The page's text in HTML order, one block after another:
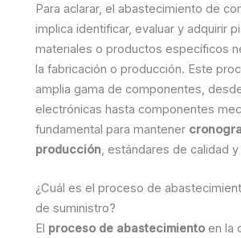
Para aclarar, el abastecimiento de
implica identificar, evaluar y adquirir
materiales o productos específicos
la fabricación o producción. Este
amplia gama de componentes,
electrónicas hasta componentes
fundamental para mantener
producción, estándares de calidad
¿Cuál es el proceso de
de suministro?
El proceso de abastecimiento en la